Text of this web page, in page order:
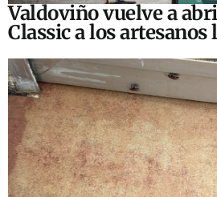
Valdoviño vuelve a
Classic a los artesanos